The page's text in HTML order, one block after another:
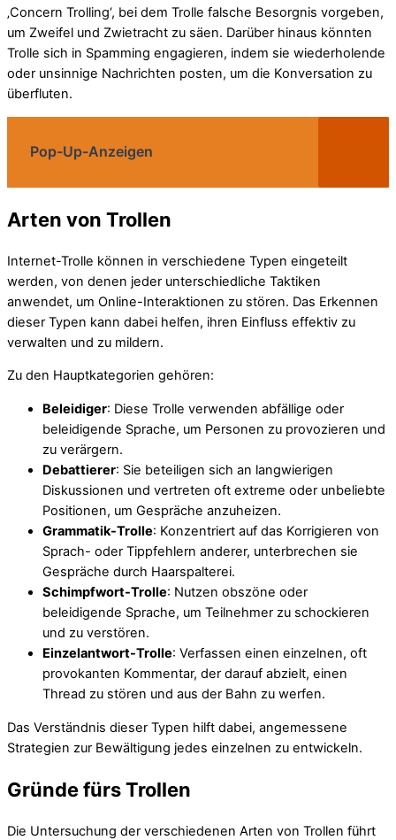
‚Concern Trolling‘, bei dem Trolle falsche Besorgnis vorgeben,
um Zweifel und Zwietracht zu säen. Darüber hinaus könnten
Trolle sich in Spamming engagieren, indem sie wiederholende
oder unsinnige Nachrichten posten, um die Konversation zu
überfluten.
Pop-Up-Anzeigen
Arten von Trollen
Internet-Trolle können in verschiedene Typen eingeteilt
werden, von denen jeder unterschiedliche Taktiken
anwendet, um Online-Interaktionen zu stören. Das Erkennen
dieser Typen kann dabei helfen, ihren Einfluss effektiv zu
verwalten und zu mildern.
Zu den Hauptkategorien gehören:
Beleidiger: Diese Trolle verwenden abfällige oder
beleidigende Sprache, um Personen zu provozieren und
zu verärgern.
Debattierer: Sie beteiligen sich an langwierigen
Diskussionen und vertreten oft extreme oder unbeliebte
Positionen, um Gespräche anzuheizen.
Grammatik-Trolle: Konzentriert auf das Korrigieren von
Sprach- oder Tippfehlern anderer, unterbrechen sie
Gespräche durch Haarspalterei.
Schimpfwort-Trolle: Nutzen obszöne oder
beleidigende Sprache, um Teilnehmer zu schockieren
und zu verstören.
Einzelantwort-Trolle: Verfassen einen einzelnen, oft
provokanten Kommentar, der darauf abzielt, einen
Thread zu stören und aus der Bahn zu werfen.
Das Verständnis dieser Typen hilft dabei, angemessene
Strategien zur Bewältigung jedes einzelnen zu entwickeln.
Gründe fürs Trollen
Die Untersuchung der verschiedenen Arten von Trollen führt